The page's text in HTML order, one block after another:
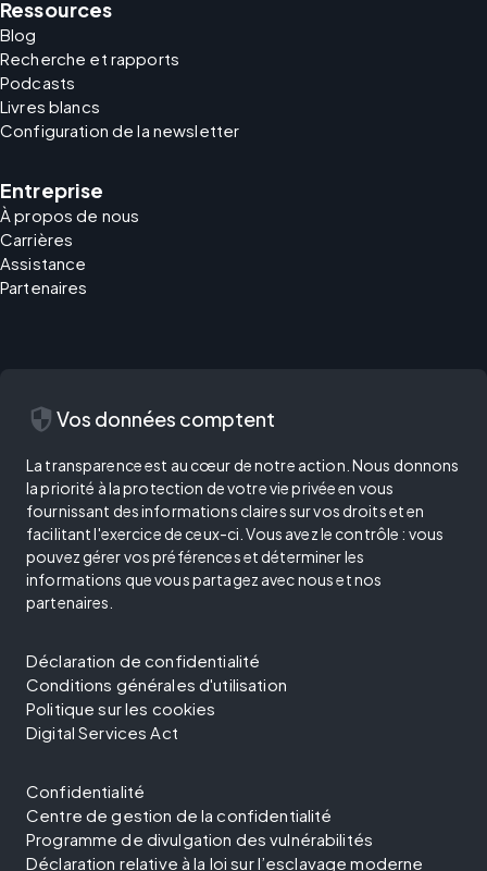
Ressources
Blog
Recherche et rapports
Podcasts
Livres blancs
Configuration de la newsletter
Entreprise
À propos de nous
Carrières
Assistance
Partenaires
security Vos données comptent
La transparence est au cœur de notre action. Nous donnons
la priorité à la protection de votre vie privée en vous
fournissant des informations claires sur vos droits et en
facilitant l'exercice de ceux-ci. Vous avez le contrôle : vous
pouvez gérer vos préférences et déterminer les
informations que vous partagez avec nous et nos
partenaires.
Déclaration de confidentialité
Conditions générales d'utilisation
Politique sur les cookies
Digital Services Act
Confidentialité
Centre de gestion de la confidentialité
Programme de divulgation des vulnérabilités
Déclaration relative à la loi sur l’esclavage moderne